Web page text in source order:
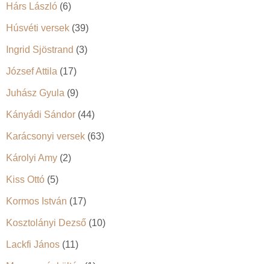
Hárs László (6)
Húsvéti versek (39)
Ingrid Sjöstrand (3)
József Attila (17)
Juhász Gyula (9)
Kányádi Sándor (44)
Karácsonyi versek (63)
Károlyi Amy (2)
Kiss Ottó (5)
Kormos István (17)
Kosztolányi Dezső (10)
Lackfi János (11)